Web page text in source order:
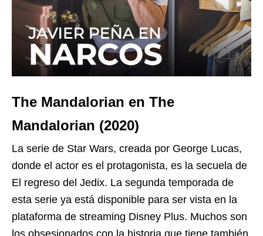
The Mandalorian en The
Mandalorian (2020)
La serie de Star Wars, creada por George Lucas,
donde el actor es el protagonista, es la secuela de
El regreso del Jedix. La segunda temporada de
esta serie ya está disponible para ser vista en la
plataforma de streaming Disney Plus. Muchos son
los obsesionados con la historia que tiene también